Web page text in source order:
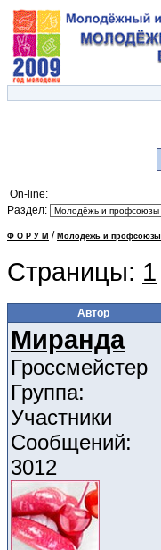
On-line:
Раздел:
Ф О Р У М / Молодёжь и профсоюзы
Страницы: 1
Автор
Миранда
Гроссмейстер
Группа:
Участники
Сообщений:
3012